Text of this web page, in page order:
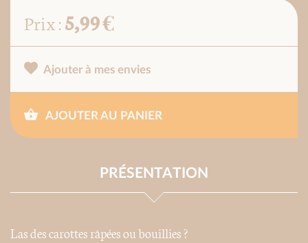
Prix :5,99 €
Ajouter à mes envies
AJOUTER AU PANIER
PRÉSENTATION
Las des carottes râpées ou bouillies ?